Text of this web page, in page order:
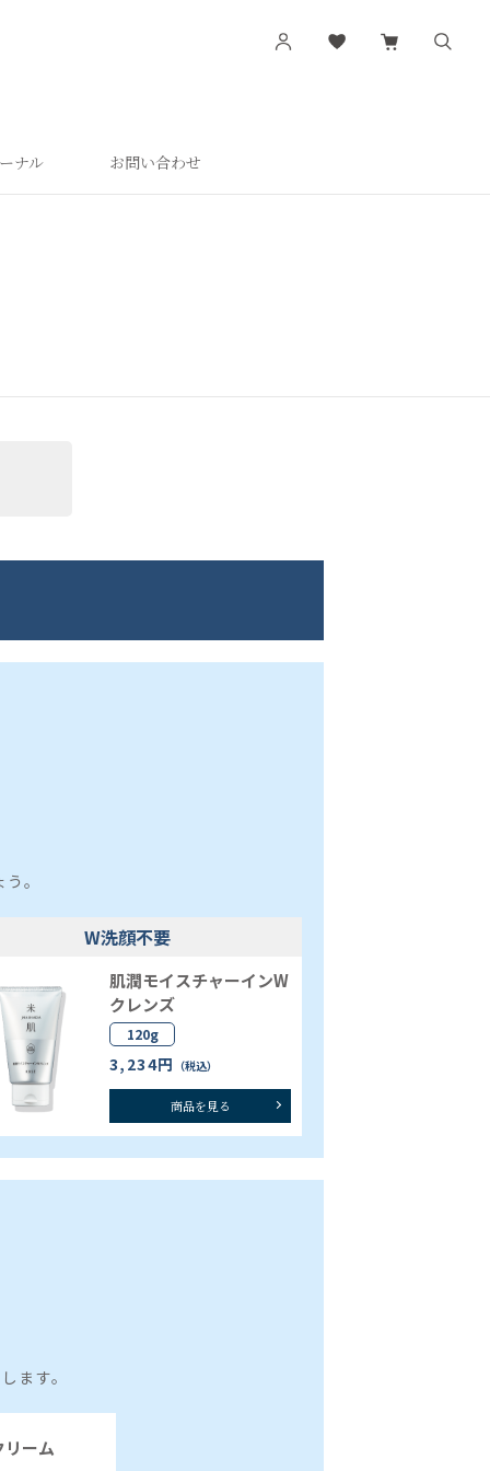
ナル お問い合わせ
。
W洗顔不要
肌潤モイスチャーインW
クレンズ
120g
3,234円 （税込）
商品を見る
ます。
リーム